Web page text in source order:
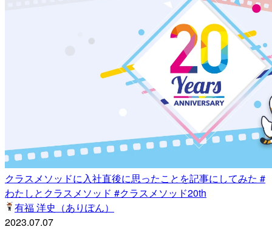
クラスメソッドに入社直後に思ったことを記事にしてみた #
わたしとクラスメソッド #クラスメソッド20th
有福 洋史（ありぽん）
2023.07.07